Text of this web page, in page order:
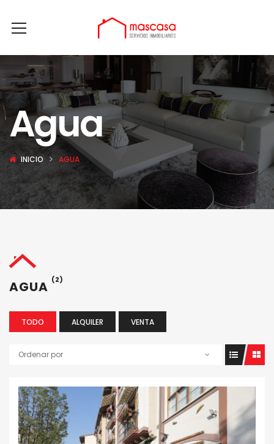
Agua
INICIO AGUA
AGUA (2)
TODO ALQUILER VENTA
Ordenar por